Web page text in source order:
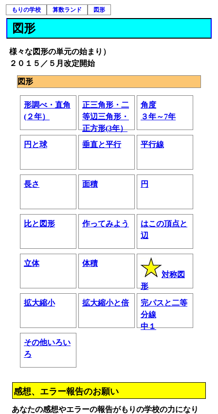
もりの学校 算数ランド 図形
図形
様々な図形の単元の始まり）
２０１５／５月改定開始
図形
形調べ・直角
(２年）
正三角形・二
等辺三角形・
正方形(3年）
角度
３年～7年
円と球 垂直と平行 平行線
長さ 面積 円
比と図形 作ってみよう
はこの頂点と
辺
立体
体積
対称図
形
拡大縮小
拡大縮小と倍
完パスと二等
分線
中１
その他いろい
ろ
感想、エラー報告のお願い
あなたの感想やエラーの報告がもりの学校の力になり